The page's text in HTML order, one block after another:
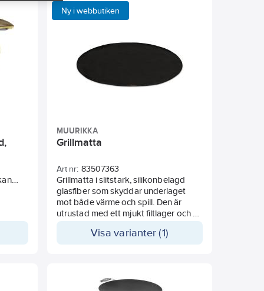
Ny i webbutiken
MUURIKKA
Grillmatta
Art nr: 83507363
Grillmatta i slitstark, silikonbelagd
glasfiber som skyddar underlaget
mot både värme och spill. Den är
utrustad med ett mjukt filtlager och en
mattan stadigt på plats. Mattan är
starka kemikalier.
Visa varianter (1)